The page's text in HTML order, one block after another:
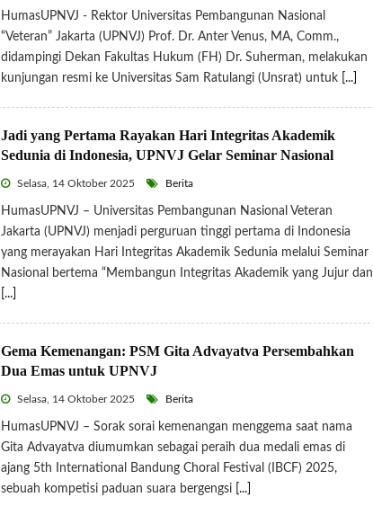
HumasUPNVJ - Rektor Universitas Pembangunan Nasional
“Veteran” Jakarta (UPNVJ) Prof. Dr. Anter Venus, MA, Comm.,
didampingi Dekan Fakultas Hukum (FH) Dr. Suherman, melakukan
kunjungan resmi ke Universitas Sam Ratulangi (Unsrat) untuk [...]
Jadi yang Pertama Rayakan Hari Integritas Akademik
Sedunia di Indonesia, UPNVJ Gelar Seminar Nasional
Selasa, 14 Oktober 2025 Berita
HumasUPNVJ – Universitas Pembangunan Nasional Veteran
Jakarta (UPNVJ) menjadi perguruan tinggi pertama di Indonesia
yang merayakan Hari Integritas Akademik Sedunia melalui Seminar
Nasional bertema “Membangun Integritas Akademik yang Jujur dan
[...]
Gema Kemenangan: PSM Gita Advayatva Persembahkan
Dua Emas untuk UPNVJ
Selasa, 14 Oktober 2025 Berita
HumasUPNVJ – Sorak sorai kemenangan menggema saat nama
Gita Advayatva diumumkan sebagai peraih dua medali emas di
ajang 5th International Bandung Choral Festival (IBCF) 2025,
sebuah kompetisi paduan suara bergengsi [...]